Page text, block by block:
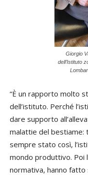
Giorgio
dell’Istituto
“È un rapporto molto
dell’istituto. Perché
dare supporto
malattie del bestiame:
sempre stato così,
mondo produttivo. Poi
normativa, hanno fatto